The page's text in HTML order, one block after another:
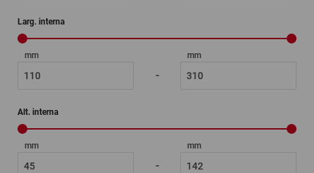
Larg. interna
mm
-
mm
Alt. interna
mm
-
mm